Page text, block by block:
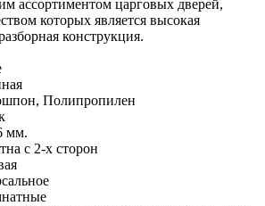
ассортиментом царговых дверей,
которых является высокая
конструкция.
Полипропилен
мм.
с 2-х сторон